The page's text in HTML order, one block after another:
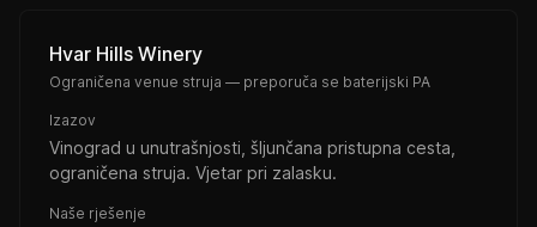
Hvar Hills Winery
Ograničena venue struja — preporuča se baterijski PA
Izazov
Vinograd u unutrašnjosti, šljunčana pristupna cesta,
ograničena struja. Vjetar pri zalasku.
Naše rješenje